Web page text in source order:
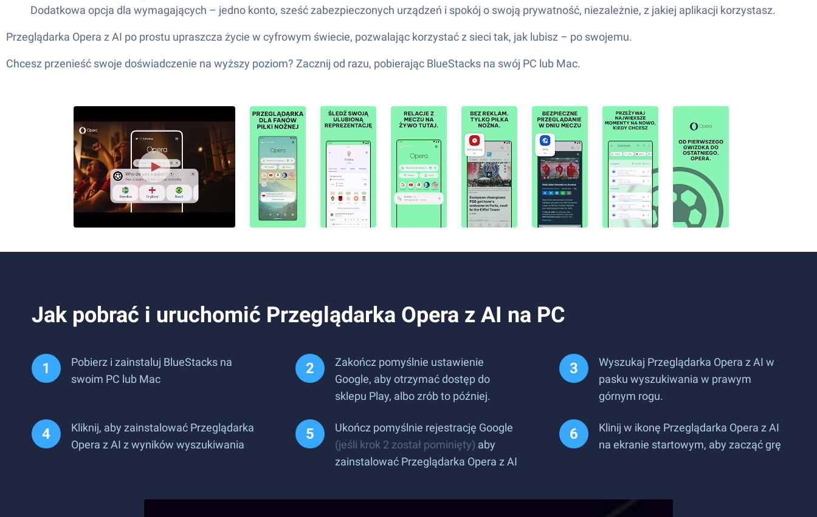
Dodatkowa opcja dla wymagających – jedno konto, sześć zabezpieczonych urządzeń i spokój o swoją prywatność, niezależnie, z jakiej aplikacji korzystasz.
Przeglądarka Opera z AI po prostu upraszcza życie w cyfrowym świecie, pozwalając korzystać z sieci tak, jak lubisz – po swojemu.
Chcesz przenieść swoje doświadczenie na wyższy poziom? Zacznij od razu, pobierając BlueStacks na swój PC lub Mac.
Jak pobrać i uruchomić Przeglądarka Opera z AI na PC
Pobierz i zainstaluj BlueStacks na
swoim PC lub Mac
Zakończ pomyślnie ustawienie
Google, aby otrzymać dostęp do
sklepu Play, albo zrób to później.
Wyszukaj Przeglądarka Opera z AI w
pasku wyszukiwania w prawym
górnym rogu.
Kliknij, aby zainstalować Przeglądarka
Opera z AI z wyników wyszukiwania
Ukończ pomyślnie rejestrację Google
(jeśli krok 2 został pominięty) aby
zainstalować Przeglądarka Opera z AI
Klinij w ikonę Przeglądarka Opera z AI
na ekranie startowym, aby zacząć grę